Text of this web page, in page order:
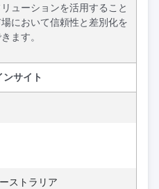
ューションを活用すること
において信頼性と差別化を
ます。
サイト
ストラリア